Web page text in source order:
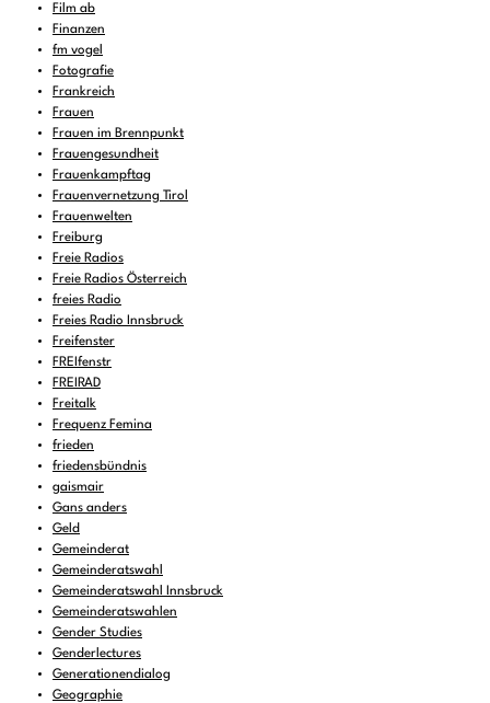
Film ab
Finanzen
fm vogel
Fotografie
Frankreich
Frauen
Frauen im Brennpunkt
Frauengesundheit
Frauenkampftag
Frauenvernetzung Tirol
Frauenwelten
Freiburg
Freie Radios
Freie Radios Österreich
freies Radio
Freies Radio Innsbruck
Freifenster
FREIfenstr
FREIRAD
Freitalk
Frequenz Femina
frieden
friedensbündnis
gaismair
Gans anders
Geld
Gemeinderat
Gemeinderatswahl
Gemeinderatswahl Innsbruck
Gemeinderatswahlen
Gender Studies
Genderlectures
Generationendialog
Geographie